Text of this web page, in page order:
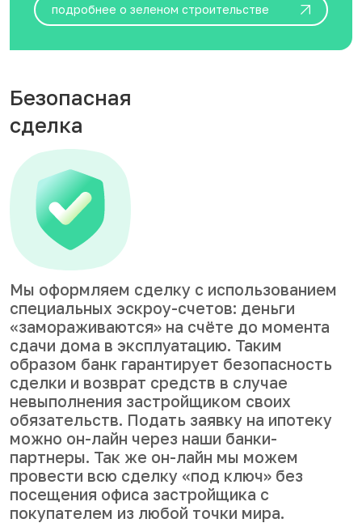
подробнее о зеленом строительстве
Безопасная
сделка
Мы оформляем сделку с использованием
специальных эскроу-счетов: деньги
«замораживаются» на счёте до момента
сдачи дома в эксплуатацию. Таким
образом банк гарантирует безопасность
сделки и возврат средств в случае
невыполнения застройщиком своих
обязательств. Подать заявку на ипотеку
можно он-лайн через наши банки-
партнеры. Так же он-лайн мы можем
провести всю сделку «под ключ» без
посещения офиса застройщика с
покупателем из любой точки мира.